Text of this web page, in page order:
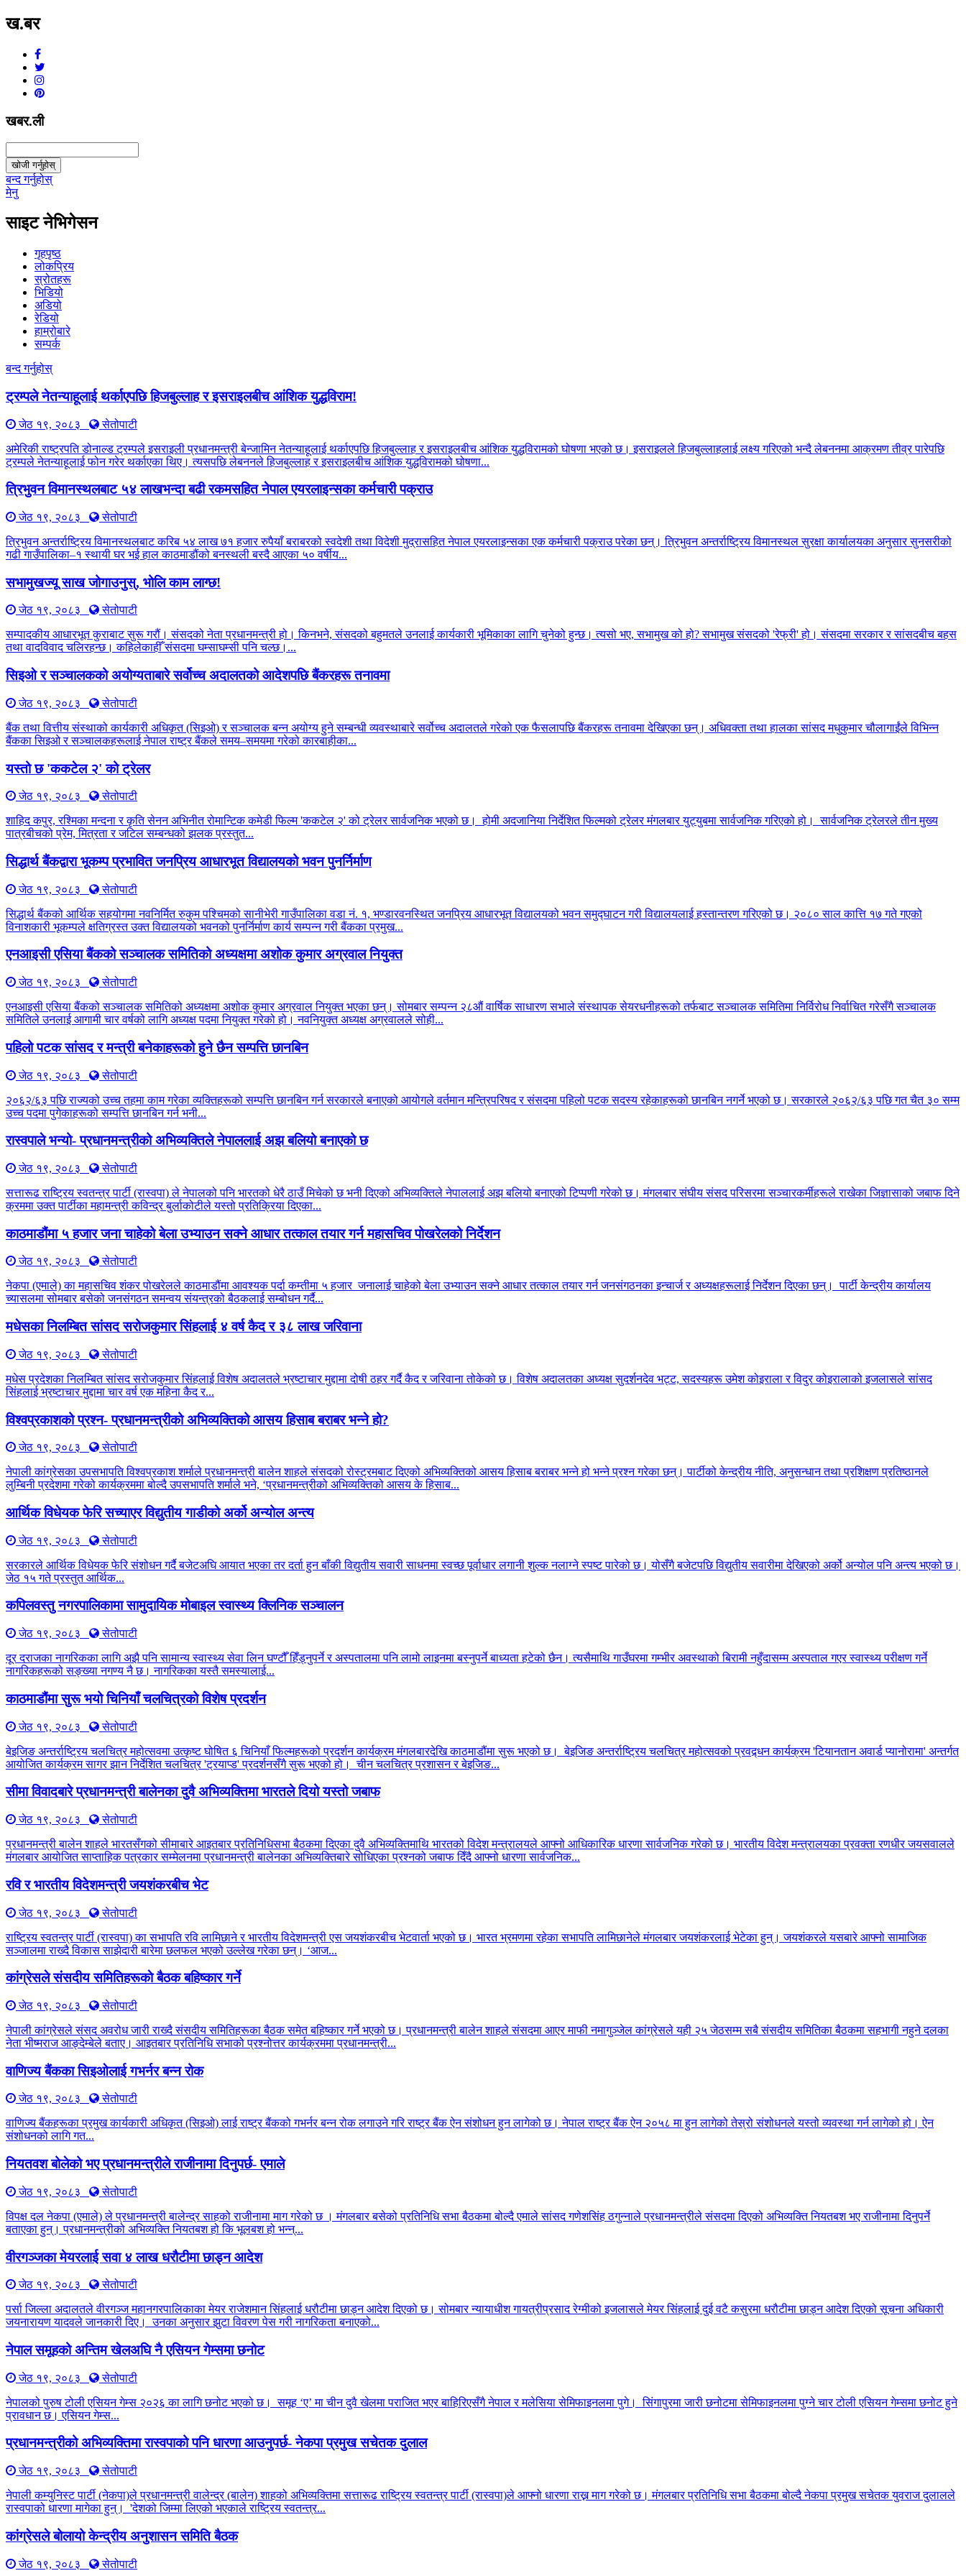
ख.बर
खबर.ली
खोजी गर्नुहोस्
बन्द गर्नुहोस्
मेनु
साइट नेभिगेसन
गृहपृष्ठ
लोकप्रिय
स्रोतहरू
भिडियो
अडियो
रेडियो
हाम्रोबारे
सम्पर्क
बन्द गर्नुहोस्
ट्रम्पले नेतन्याहूलाई थर्काएपछि हिजबुल्लाह र इसराइलबीच आंशिक युद्धविराम!
जेठ १९, २०८३
सेतोपाटी
अमेरिकी राष्ट्रपति डोनाल्ड ट्रम्पले इसराइली प्रधानमन्त्री बेन्जामिन नेतन्याहूलाई थर्काएपछि हिजबुल्लाह र इसराइलबीच आंशिक युद्धविरामको घोषणा भएको छ। इसराइलले हिजबुल्लाहलाई लक्ष्य गरिएको भन्दै लेबननमा आक्रमण तीव्र पारेपछि
ट्रम्पले नेतन्याहूलाई फोन गरेर थर्काएका थिए। त्यसपछि लेबननले हिजबुल्लाह र इसराइलबीच आंशिक युद्धविरामको घोषणा...
त्रिभुवन विमानस्थलबाट ५४ लाखभन्दा बढी रकमसहित नेपाल एयरलाइन्सका कर्मचारी पक्राउ
जेठ १९, २०८३
सेतोपाटी
त्रिभुवन अन्तर्राष्ट्रिय विमानस्थलबाट करिब ५४ लाख ७१ हजार रुपैयाँ बराबरको स्वदेशी तथा विदेशी मुद्रासहित नेपाल एयरलाइन्सका एक कर्मचारी पक्राउ परेका छन्। त्रिभुवन अन्तर्राष्ट्रिय विमानस्थल सुरक्षा कार्यालयका अनुसार सुनसरीको
गढी गाउँपालिका–१ स्थायी घर भई हाल काठमाडौंको बनस्थली बस्दै आएका ५० वर्षीय...
सभामुखज्यू साख जोगाउनुस्, भोलि काम लाग्छ!
जेठ १९, २०८३
सेतोपाटी
सम्पादकीय आधारभूत कुराबाट सुरू गरौं। संसदको नेता प्रधानमन्त्री हो। किनभने, संसदको बहुमतले उनलाई कार्यकारी भूमिकाका लागि चुनेको हुन्छ। त्यसो भए, सभामुख को हो? सभामुख संसदको 'रेफ्री' हो। संसदमा सरकार र सांसदबीच बहस
तथा वादविवाद चलिरहन्छ। कहिलेकाहीँ संसदमा घम्साघम्सी पनि चल्छ।...
सिइओ र सञ्चालकको अयोग्यताबारे सर्वोच्च अदालतको आदेशपछि बैंकरहरू तनावमा
जेठ १९, २०८३
सेतोपाटी
बैंक तथा वित्तीय संस्थाको कार्यकारी अधिकृत (सिइओ) र सञ्चालक बन्न अयोग्य हुने सम्बन्धी व्यवस्थाबारे सर्वोच्च अदालतले गरेको एक फैसलापछि बैंकरहरू तनावमा देखिएका छन्। अधिवक्ता तथा हालका सांसद मधुकुमार चौलागाईंले विभिन्न
बैंकका सिइओ र सञ्चालकहरूलाई नेपाल राष्ट्र बैंकले समय–समयमा गरेको कारबाहीका...
यस्तो छ 'ककटेल २' को ट्रेलर
जेठ १९, २०८३
सेतोपाटी
शाहिद कपुर, रश्मिका मन्दना र कृति सेनन अभिनीत रोमान्टिक कमेडी फिल्म 'ककटेल २' को ट्रेलर सार्वजनिक भएको छ। होमी अदजानिया निर्देशित फिल्मको ट्रेलर मंगलबार युट्युबमा सार्वजनिक गरिएको हो। सार्वजनिक ट्रेलरले तीन मुख्य
पात्रबीचको प्रेम, मित्रता र जटिल सम्बन्धको झलक प्रस्तुत...
सिद्धार्थ बैंकद्वारा भूकम्प प्रभावित जनप्रिय आधारभूत विद्यालयको भवन पुनर्निर्माण
जेठ १९, २०८३
सेतोपाटी
सिद्धार्थ बैंकको आर्थिक सहयोगमा नवनिर्मित रुकुम पश्चिमको सानीभेरी गाउँपालिका वडा नं. १, भण्डारवनस्थित जनप्रिय आधारभूत विद्यालयको भवन समुद्घाटन गरी विद्यालयलाई हस्तान्तरण गरिएको छ। २०८० साल कात्ति १७ गते गएको
विनाशकारी भूकम्पले क्षतिग्रस्त उक्त विद्यालयको भवनको पुनर्निर्माण कार्य सम्पन्न गरी बैंकका प्रमुख...
एनआइसी एसिया बैंकको सञ्चालक समितिको अध्यक्षमा अशोक कुमार अग्रवाल नियुक्त
जेठ १९, २०८३
सेतोपाटी
एनआइसी एसिया बैंकको सञ्चालक समितिको अध्यक्षमा अशोक कुमार अग्रवाल नियुक्त भएका छन्। सोमबार सम्पन्न २८औं वार्षिक साधारण सभाले संस्थापक सेयरधनीहरूको तर्फबाट सञ्चालक समितिमा निर्विरोध निर्वाचित गरेसँगै सञ्चालक
समितिले उनलाई आगामी चार वर्षको लागि अध्यक्ष पदमा नियुक्त गरेको हो। नवनियुक्त अध्यक्ष अग्रवालले सोही...
पहिलो पटक सांसद र मन्त्री बनेकाहरूको हुने छैन सम्पत्ति छानबिन
जेठ १९, २०८३
सेतोपाटी
२०६२/६३ पछि राज्यको उच्च तहमा काम गरेका व्यक्तिहरूको सम्पत्ति छानबिन गर्न सरकारले बनाएको आयोगले वर्तमान मन्त्रिपरिषद र संसदमा पहिलो पटक सदस्य रहेकाहरूको छानबिन नगर्ने भएको छ। सरकारले २०६२/६३ पछि गत चैत ३० सम्म
उच्च पदमा पुगेकाहरूको सम्पत्ति छानबिन गर्न भनी...
रास्वपाले भन्यो- प्रधानमन्त्रीको अभिव्यक्तिले नेपाललाई अझ बलियो बनाएको छ
जेठ १९, २०८३
सेतोपाटी
सत्तारूढ राष्ट्रिय स्वतन्त्र पार्टी (रास्वपा) ले नेपालको पनि भारतको धेरै ठाउँ मिचेको छ भनी दिएको अभिव्यक्तिले नेपाललाई अझ बलियो बनाएको टिप्पणी गरेको छ। मंगलबार संघीय संसद परिसरमा सञ्चारकर्मीहरूले राखेका जिज्ञासाको जबाफ दिने
क्रममा उक्त पार्टीका महामन्त्री कविन्द्र बुर्लाकोटीले यस्तो प्रतिक्रिया दिएका...
काठमाडौंमा ५ हजार जना चाहेको बेला उभ्याउन सक्ने आधार तत्काल तयार गर्न महासचिव पोखरेलको निर्देशन
जेठ १९, २०८३
सेतोपाटी
नेकपा (एमाले) का महासचिव शंकर पोखरेलले काठमाडौंमा आवश्यक पर्दा कम्तीमा ५ हजार जनालाई चाहेको बेला उभ्याउन सक्ने आधार तत्काल तयार गर्न जनसंगठनका इन्चार्ज र अध्यक्षहरूलाई निर्देशन दिएका छन्। पार्टी केन्द्रीय कार्यालय
च्यासलमा सोमबार बसेको जनसंगठन समन्वय संयन्त्रको बैठकलाई सम्बोधन गर्दै...
मधेसका निलम्बित सांसद सरोजकुमार सिंहलाई ४ वर्ष कैद र ३८ लाख जरिवाना
जेठ १९, २०८३
सेतोपाटी
मधेस प्रदेशका निलम्बित सांसद सरोजकुमार सिंहलाई विशेष अदालतले भ्रष्टाचार मुद्दामा दोषी ठहर गर्दै कैद र जरिवाना तोकेको छ। विशेष अदालतका अध्यक्ष सुदर्शनदेव भट्ट, सदस्यहरू उमेश कोइराला र विदुर कोइरालाको इजलासले सांसद
सिंहलाई भ्रष्टाचार मुद्दामा चार वर्ष एक महिना कैद र...
विश्वप्रकाशको प्रश्न- प्रधानमन्त्रीको अभिव्यक्तिको आसय हिसाब बराबर भन्ने हो?
जेठ १९, २०८३
सेतोपाटी
नेपाली कांग्रेसका उपसभापति विश्वप्रकाश शर्माले प्रधानमन्त्री बालेन शाहले संसदको रोस्ट्रमबाट दिएको अभिव्यक्तिको आसय हिसाब बराबर भन्ने हो भन्ने प्रश्न गरेका छन्। पार्टीको केन्द्रीय नीति, अनुसन्धान तथा प्रशिक्षण प्रतिष्ठानले
लुम्बिनी प्रदेशमा गरेको कार्यक्रममा बोल्दै उपसभापति शर्माले भने, ‘प्रधानमन्त्रीको अभिव्यक्तिको आसय के हिसाब...
आर्थिक विधेयक फेरि सच्याएर विद्युतीय गाडीको अर्को अन्योल अन्त्य
जेठ १९, २०८३
सेतोपाटी
सरकारले आर्थिक विधेयक फेरि संशोधन गर्दै बजेटअघि आयात भएका तर दर्ता हुन बाँकी विद्युतीय सवारी साधनमा स्वच्छ पूर्वाधार लगानी शुल्क नलाग्ने स्पष्ट पारेको छ। योसँगै बजेटपछि विद्युतीय सवारीमा देखिएको अर्को अन्योल पनि अन्त्य भएको छ।
जेठ १५ गते प्रस्तुत आर्थिक...
कपिलवस्तु नगरपालिकामा सामुदायिक मोबाइल स्वास्थ्य क्लिनिक सञ्चालन
जेठ १९, २०८३
सेतोपाटी
दूर दराजका नागरिकका लागि अझै पनि सामान्य स्वास्थ्य सेवा लिन घण्टौँ हिँड्नुपर्ने र अस्पतालमा पनि लामो लाइनमा बस्नुपर्ने बाध्यता हटेको छैन। त्यसैमाथि गाउँघरमा गम्भीर अवस्थाको बिरामी नहुँदासम्म अस्पताल गएर स्वास्थ्य परीक्षण गर्ने
नागरिकहरूको सङ्ख्या नगण्य नै छ। नागरिकका यस्तै समस्यालाई...
काठमाडौंमा सुरू भयो चिनियाँ चलचित्रको विशेष प्रदर्शन
जेठ १९, २०८३
सेतोपाटी
बेइजिङ अन्तर्राष्ट्रिय चलचित्र महोत्सवमा उत्कृष्ट घोषित ६ चिनियाँ फिल्महरूको प्रदर्शन कार्यक्रम मंगलबारदेखि काठमाडौंमा सुरू भएको छ। बेइजिङ अन्तर्राष्ट्रिय चलचित्र महोत्सवको प्रवद्र्धन कार्यक्रम 'टियानतान अवार्ड प्यानोरामा' अन्तर्गत
आयोजित कार्यक्रम सागर झान निर्देशित चलचित्र 'ट्रयाप्ड' प्रदर्शनसँगै सुरू भएको हो। चीन चलचित्र प्रशासन र बेइजिङ...
सीमा विवादबारे प्रधानमन्त्री बालेनका दुवै अभिव्यक्तिमा भारतले दियो यस्तो जबाफ
जेठ १९, २०८३
सेतोपाटी
प्रधानमन्त्री बालेन शाहले भारतसँगको सीमाबारे आइतबार प्रतिनिधिसभा बैठकमा दिएका दुवै अभिव्यक्तिमाथि भारतको विदेश मन्त्रालयले आफ्नो आधिकारिक धारणा सार्वजनिक गरेको छ। भारतीय विदेश मन्त्रालयका प्रवक्ता रणधीर जयसवालले
मंगलबार आयोजित साप्ताहिक पत्रकार सम्मेलनमा प्रधानमन्त्री बालेनका अभिव्यक्तिबारे सोधिएका प्रश्नको जबाफ दिँदै आफ्नो धारणा सार्वजनिक...
रवि र भारतीय विदेशमन्त्री जयशंकरबीच भेट
जेठ १९, २०८३
सेतोपाटी
राष्ट्रिय स्वतन्त्र पार्टी (रास्वपा) का सभापति रवि लामिछाने र भारतीय विदेशमन्त्री एस जयशंकरबीच भेटवार्ता भएको छ। भारत भ्रमणमा रहेका सभापति लामिछानेले मंगलबार जयशंकरलाई भेटेका हुन्। जयशंकरले यसबारे आफ्नो सामाजिक
सञ्जालमा राख्दै विकास साझेदारी बारेमा छलफल भएको उल्लेख गरेका छन्। ‘आज...
कांग्रेसले संसदीय समितिहरूकाे बैठक बहिष्कार गर्ने
जेठ १९, २०८३
सेतोपाटी
नेपाली कांग्रेसले संसद अवरोध जारी राख्दै संसदीय समितिहरूका बैठक समेत बहिष्कार गर्ने भएको छ। प्रधानमन्त्री बालेन शाहले संसदमा आएर माफी नमागुञ्जेल कांग्रेसले यही २५ जेठसम्म सबै संसदीय समितिका बैठकमा सहभागी नहुने दलका
नेता भीष्मराज आङ्देम्बेले बताए। आइतबार प्रतिनिधि सभाको प्रश्नोत्तर कार्यक्रममा प्रधानमन्त्री...
वाणिज्य बैंकका सिइओलाई गभर्नर बन्न रोक
जेठ १९, २०८३
सेतोपाटी
वाणिज्य बैंकहरूका प्रमुख कार्यकारी अधिकृत (सिइओ) लाई राष्ट्र बैंकको गभर्नर बन्न रोक लगाउने गरि राष्ट्र बैंक ऐन संशोधन हुन लागेको छ। नेपाल राष्ट्र बैंक ऐन २०५८ मा हुन लागेको तेस्रो संशोधनले यस्तो व्यवस्था गर्न लागेको हो। ऐन
संशोधनको लागि गत...
नियतवश बोलेको भए प्रधानमन्त्रीले राजीनामा दिनुपर्छ- एमाले
जेठ १९, २०८३
सेतोपाटी
विपक्ष दल नेकपा (एमाले) ले प्रधानमन्त्री बालेन्द्र साहको राजीनामा माग गरेको छ । मंगलबार बसेको प्रतिनिधि सभा बैठकमा बोल्दै एमाले सांसद गणेशसिंह ठगुन्नाले प्रधानमन्त्रीले संसदमा दिएको अभिव्यक्ति नियतबश भए राजीनामा दिनुपर्ने
बताएका हुन्। प्रधानमन्त्रीको अभिव्यक्ति नियतबश हो कि भूलबश हो भन्न्...
वीरगञ्जका मेयरलाई सवा ४ लाख धरौटीमा छाड्न आदेश
जेठ १९, २०८३
सेतोपाटी
पर्सा जिल्ला अदालतले वीरगञ्ज महानगरपालिकाका मेयर राजेशमान सिंहलाई धरौटीमा छाड्न आदेश दिएको छ। सोमबार न्यायाधीश गायत्रीप्रसाद रेग्मीको इजलासले मेयर सिंहलाई दुई वटै कसुरमा धरौटीमा छाड्न आदेश दिएको सूचना अधिकारी
जयनारायण यादवले जानकारी दिए। उनका अनुसार झुटा विवरण पेस गरी नागरिकता बनाएको...
नेपाल समूहको अन्तिम खेलअघि नै एसियन गेम्समा छनोट
जेठ १९, २०८३
सेतोपाटी
नेपालको पुरुष टोली एसियन गेम्स २०२६ का लागि छनोट भएको छ। समूह ‘ए’ मा चीन दुवै खेलमा पराजित भएर बाहिरिएसँगै नेपाल र मलेसिया सेमिफाइनलमा पुगे। सिंगापुरमा जारी छनोटमा सेमिफाइनलमा पुग्ने चार टोली एसियन गेम्समा छनोट हुने
प्रावधान छ। एसियन गेम्स...
प्रधानमन्त्रीको अभिव्यक्तिमा रास्वपाको पनि धारणा आउनुपर्छ- नेकपा प्रमुख सचेतक दुलाल
जेठ १९, २०८३
सेतोपाटी
नेपाली कम्युनिस्ट पार्टी (नेकपा)ले प्रधानमन्त्री वालेन्द्र (बालेन) शाहको अभिव्यक्तिमा सत्तारूढ राष्ट्रिय स्वतन्त्र पार्टी (रास्वपा)ले आफ्नो धारणा राख्न माग गरेको छ। मंगलबार प्रतिनिधि सभा बैठकमा बोल्दै नेकपा प्रमुख सचेतक युवराज दुलालले
रास्वपाको धारणा मागेका हुन्। 'देशको जिम्मा लिएको भएकाले राष्ट्रिय स्वतन्त्र...
कांग्रेसले बोलायो केन्द्रीय अनुशासन समिति बैठक
जेठ १९, २०८३ सेतोपाटी